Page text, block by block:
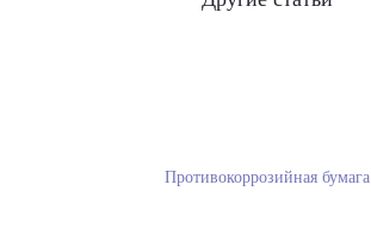
Противокоррозийная бумага